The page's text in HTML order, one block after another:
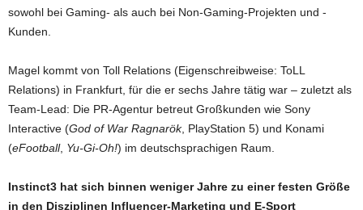
sowohl bei Gaming- als auch bei Non-Gaming-Projekten und -
Kunden.
Magel kommt von Toll Relations (Eigenschreibweise: ToLL
Relations) in Frankfurt, für die er sechs Jahre tätig war – zuletzt als
Team-Lead: Die PR-Agentur betreut Großkunden wie Sony
Interactive (God of War Ragnarök, PlayStation 5) und Konami
(eFootball, Yu-Gi-Oh!) im deutschsprachigen Raum.
Instinct3 hat sich binnen weniger Jahre zu einer festen Größe
in den Disziplinen Influencer-Marketing und E-Sport